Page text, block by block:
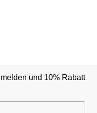
und 10% Rabatt